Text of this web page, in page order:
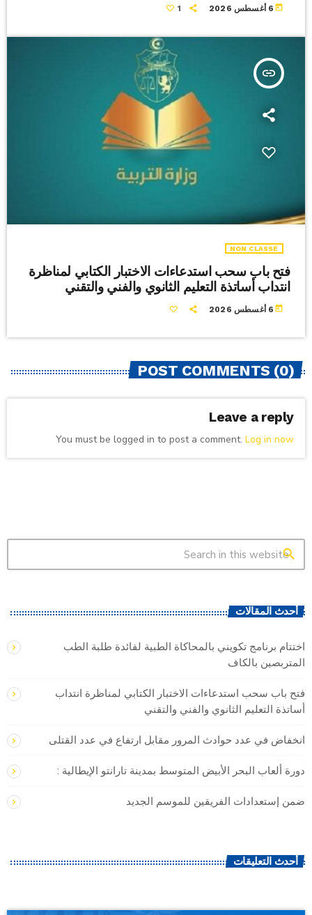
today 6 أغسطس 2026 1
insert_link
NON CLASSÉ
فتح باب سحب استدعاءات الاختبار الكتابي لمناظرة
انتداب أساتذة التعليم الثانوي والفني والتقني
today 6 أغسطس 2026
POST COMMENTS (0)
Leave a reply
You must be logged in to post a comment. Log in now
search
أحدث المقالات
اختتام برنامج تكويني بالمحاكاة الطبية لفائدة طلبة الطب
المتربصين بالكاف
فتح باب سحب استدعاءات الاختبار الكتابي لمناظرة انتداب
أساتذة التعليم الثانوي والفني والتقني
انخفاض في عدد حوادث المرور مقابل ارتفاع في عدد القتلى
دورة ألعاب البحر الأبيض المتوسط بمدينة تارانتو الإيطالية :
ضمن إستعدادات الفريقين للموسم الجديد
أحدث التعليقات